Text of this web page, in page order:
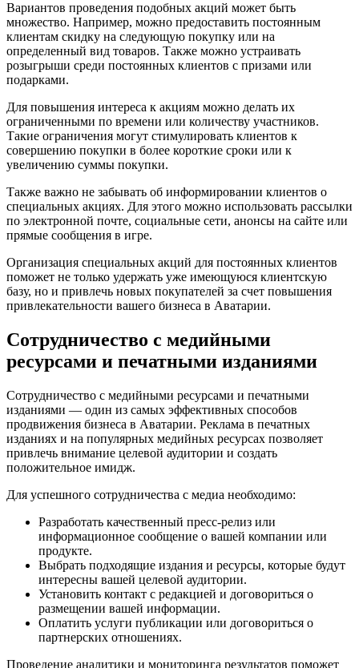
Вариантов проведения подобных акций может быть
множество. Например, можно предоставить постоянным
клиентам скидку на следующую покупку или на
определенный вид товаров. Также можно устраивать
розыгрыши среди постоянных клиентов с призами или
подарками.
Для повышения интереса к акциям можно делать их
ограниченными по времени или количеству участников.
Такие ограничения могут стимулировать клиентов к
совершению покупки в более короткие сроки или к
увеличению суммы покупки.
Также важно не забывать об информировании клиентов о
специальных акциях. Для этого можно использовать рассылки
по электронной почте, социальные сети, анонсы на сайте или
прямые сообщения в игре.
Организация специальных акций для постоянных клиентов
поможет не только удержать уже имеющуюся клиентскую
базу, но и привлечь новых покупателей за счет повышения
привлекательности вашего бизнеса в Аватарии.
Сотрудничество с медийными
ресурсами и печатными изданиями
Сотрудничество с медийными ресурсами и печатными
изданиями — один из самых эффективных способов
продвижения бизнеса в Аватарии. Реклама в печатных
изданиях и на популярных медийных ресурсах позволяет
привлечь внимание целевой аудитории и создать
положительное имидж.
Для успешного сотрудничества с медиа необходимо:
Разработать качественный пресс-релиз или
информационное сообщение о вашей компании или
продукте.
Выбрать подходящие издания и ресурсы, которые будут
интересны вашей целевой аудитории.
Установить контакт с редакцией и договориться о
размещении вашей информации.
Оплатить услуги публикации или договориться о
партнерских отношениях.
Проведение аналитики и мониторинга результатов поможет